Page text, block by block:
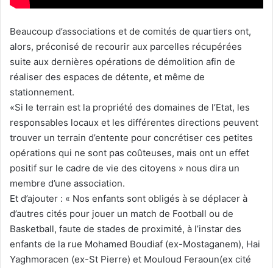
Beaucoup d’associations et de comités de quartiers ont,
alors, préconisé de recourir aux parcelles récupérées
suite aux dernières opérations de démolition afin de
réaliser des espaces de détente, et même de
stationnement.
«Si le terrain est la propriété des domaines de l’Etat, les
responsables locaux et les différentes directions peuvent
trouver un terrain d’entente pour concrétiser ces petites
opérations qui ne sont pas coûteuses, mais ont un effet
positif sur le cadre de vie des citoyens » nous dira un
membre d’une association.
Et d’ajouter : « Nos enfants sont obligés à se déplacer à
d’autres cités pour jouer un match de Football ou de
Basketball, faute de stades de proximité, à l’instar des
enfants de la rue Mohamed Boudiaf (ex-Mostaganem), Hai
Yaghmoracen (ex-St Pierre) et Mouloud Feraoun(ex cité